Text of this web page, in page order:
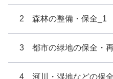
2 森林の整備・保全_1
3 都市の緑地の保全・
4 河川・湿地などの保